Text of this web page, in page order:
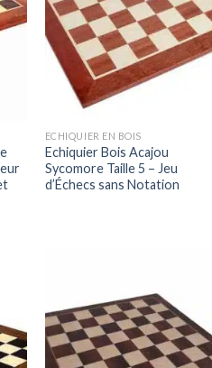
ECHIQUIER EN BOIS
Echiquier Bois Acajou
Sycomore Taille 5 – Jeu
d’Échecs sans Notation